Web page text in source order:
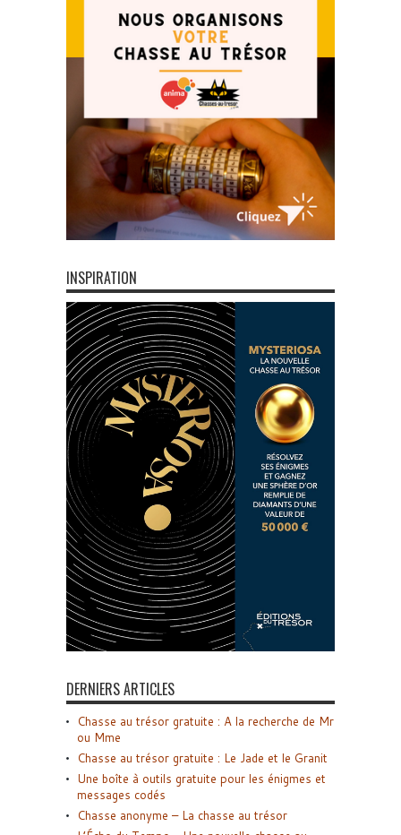
INSPIRATION
DERNIERS ARTICLES
Chasse au trésor gratuite : A la recherche de Mr
ou Mme
Chasse au trésor gratuite : Le Jade et le Granit
Une boîte à outils gratuite pour les énigmes et
messages codés
Chasse anonyme – La chasse au trésor